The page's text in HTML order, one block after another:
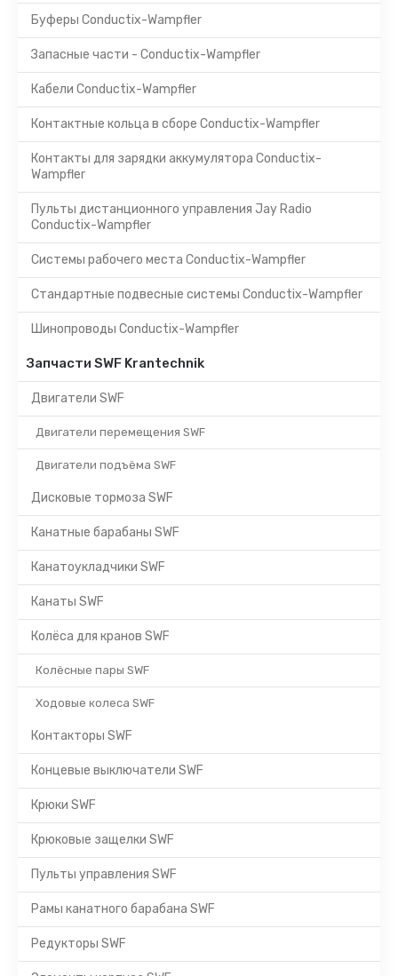
Буферы Conductix-Wampfler
Запасные части - Conductix-Wampfler
Кабели Conductix-Wampfler
Контактные кольца в сборе Conductix-Wampfler
Контакты для зарядки аккумулятора Conductix-
Wampfler
Пульты дистанционного управления Jay Radio
Conductix-Wampfler
Системы рабочего места Conductix-Wampfler
Стандартные подвесные системы Conductix-Wampfler
Шинопроводы Conductix-Wampfler
Запчасти SWF Krantechnik
Двигатели SWF
Двигатели перемещения SWF
Двигатели подъёма SWF
Дисковые тормоза SWF
Канатные барабаны SWF
Канатоукладчики SWF
Канаты SWF
Колёса для кранов SWF
Колёсные пары SWF
Ходовые колеса SWF
Контакторы SWF
Концевые выключатели SWF
Крюки SWF
Крюковые защелки SWF
Пульты управления SWF
Рамы канатного барабана SWF
Редукторы SWF